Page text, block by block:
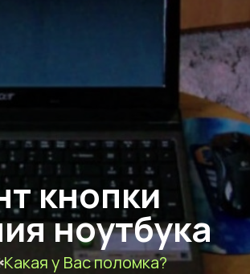
кнопки
ноутбука
Какая у Вас поломка?